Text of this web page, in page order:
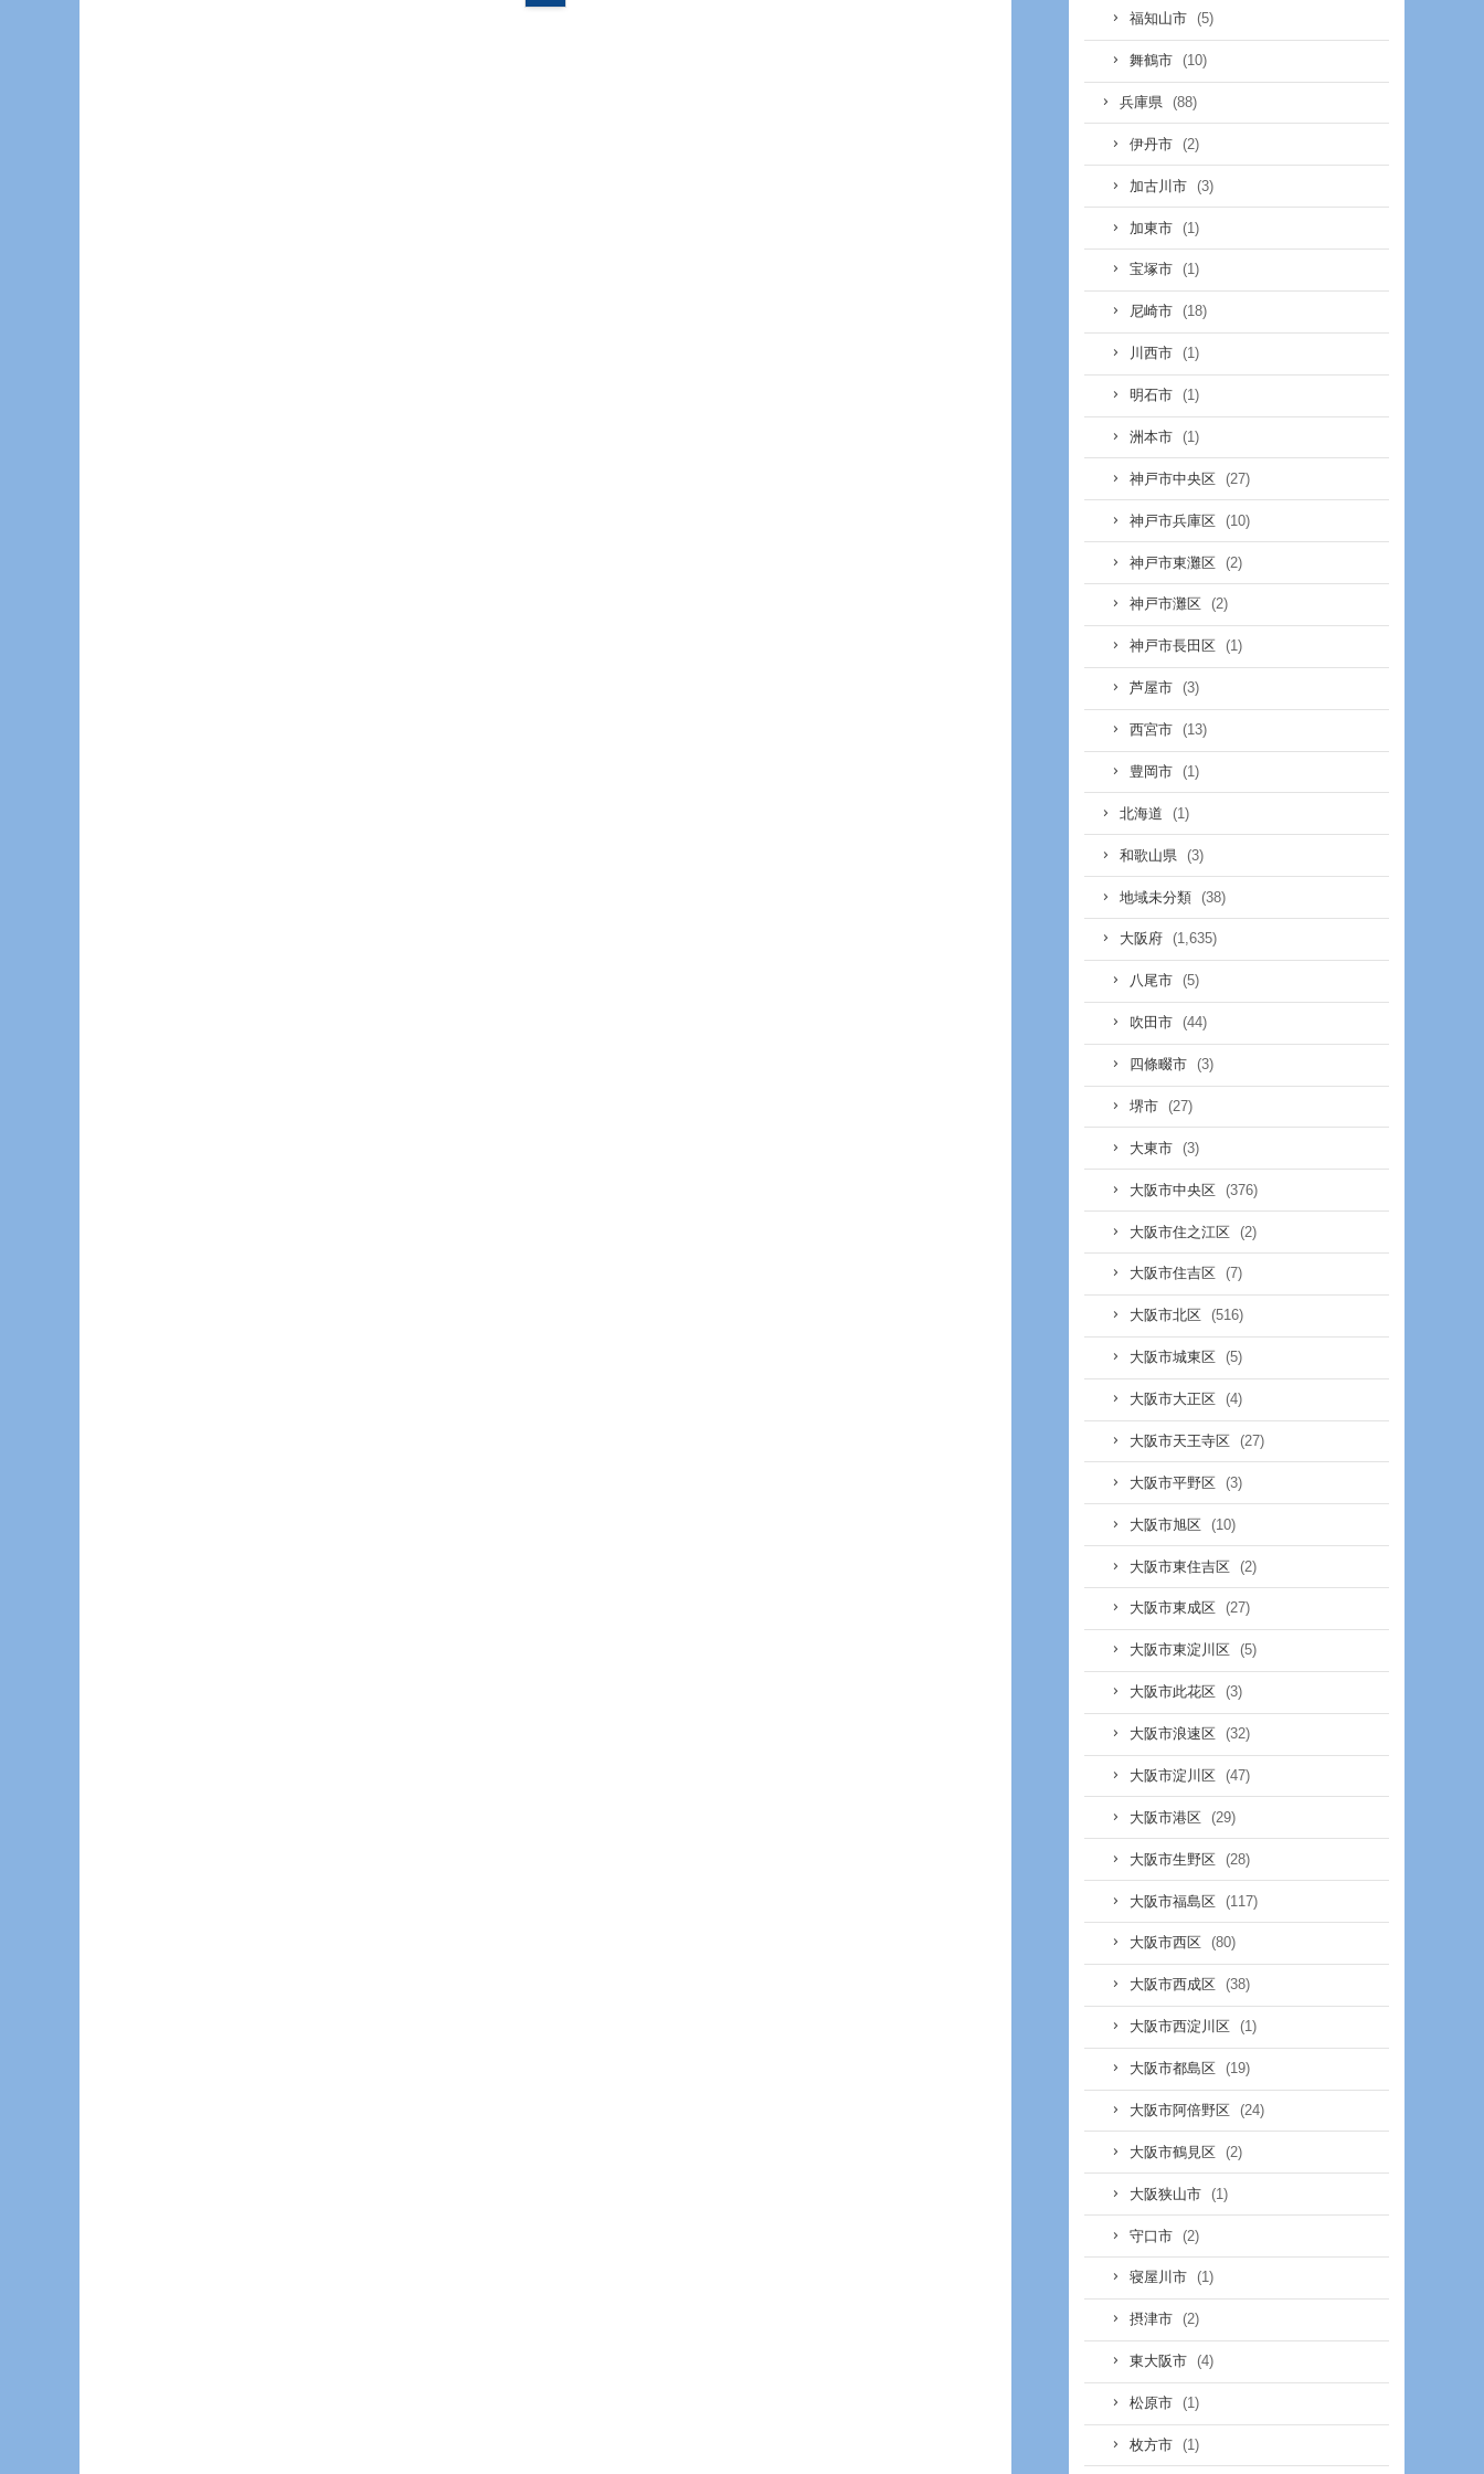
福知山市 (5)
舞鶴市 (10)
兵庫県 (88)
伊丹市 (2)
加古川市 (3)
加東市 (1)
宝塚市 (1)
尼崎市 (18)
川西市 (1)
明石市 (1)
洲本市 (1)
神戸市中央区 (27)
神戸市兵庫区 (10)
神戸市東灘区 (2)
神戸市灘区 (2)
神戸市長田区 (1)
芦屋市 (3)
西宮市 (13)
豊岡市 (1)
北海道 (1)
和歌山県 (3)
地域未分類 (38)
大阪府 (1,635)
八尾市 (5)
吹田市 (44)
四條畷市 (3)
堺市 (27)
大東市 (3)
大阪市中央区 (376)
大阪市住之江区 (2)
大阪市住吉区 (7)
大阪市北区 (516)
大阪市城東区 (5)
大阪市大正区 (4)
大阪市天王寺区 (27)
大阪市平野区 (3)
大阪市旭区 (10)
大阪市東住吉区 (2)
大阪市東成区 (27)
大阪市東淀川区 (5)
大阪市此花区 (3)
大阪市浪速区 (32)
大阪市淀川区 (47)
大阪市港区 (29)
大阪市生野区 (28)
大阪市福島区 (117)
大阪市西区 (80)
大阪市西成区 (38)
大阪市西淀川区 (1)
大阪市都島区 (19)
大阪市阿倍野区 (24)
大阪市鶴見区 (2)
大阪狭山市 (1)
守口市 (2)
寝屋川市 (1)
摂津市 (2)
東大阪市 (4)
松原市 (1)
枚方市 (1)